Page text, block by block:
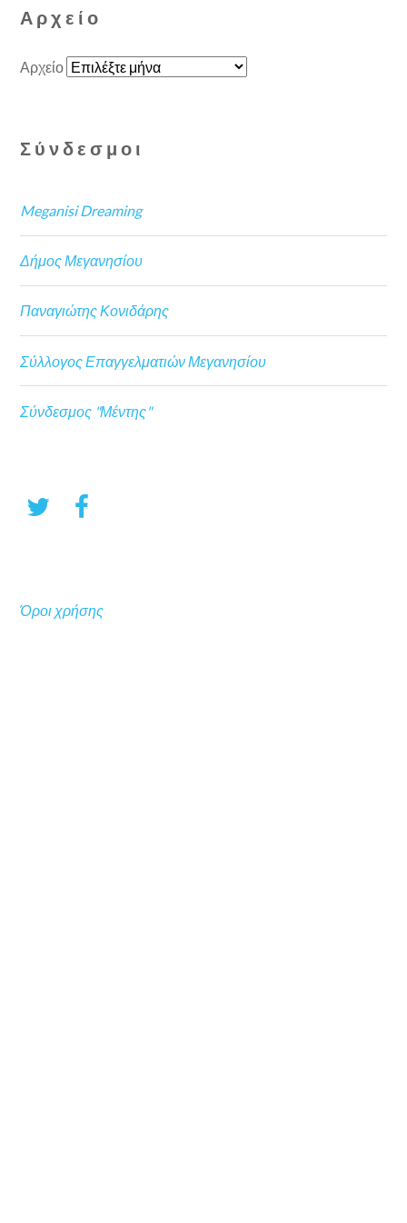
Αρχείο
Αρχείο
Σύνδεσμοι
Meganisi Dreaming
Δήμος Μεγανησίου
Παναγιώτης Κονιδάρης
Σύλλογος Επαγγελματιών Μεγανησίου
Σύνδεσμος "Μέντης"
Όροι χρήσης